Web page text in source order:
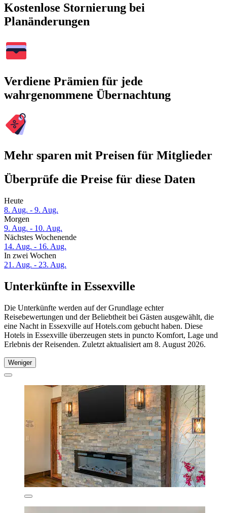
Kostenlose Stornierung bei
Planänderungen
Verdiene Prämien für jede
wahrgenommene Übernachtung
Mehr sparen mit Preisen für Mitglieder
Überprüfe die Preise für diese Daten
Heute
8. Aug. - 9. Aug.
Morgen
9. Aug. - 10. Aug.
Nächstes Wochenende
14. Aug. - 16. Aug.
In zwei Wochen
21. Aug. - 23. Aug.
Unterkünfte in Essexville
Die Unterkünfte werden auf der Grundlage echter
Reisebewertungen und der Beliebtheit bei Gästen ausgewählt, die
eine Nacht in Essexville auf Hotels.com gebucht haben. Diese
Hotels in Essexville überzeugen stets in puncto Komfort, Lage und
Erlebnis der Reisenden. Zuletzt aktualisiert am 8. August 2026.
Weniger